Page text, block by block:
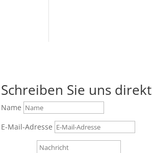
Schreiben Sie uns direkt
Name
E-Mail-Adresse